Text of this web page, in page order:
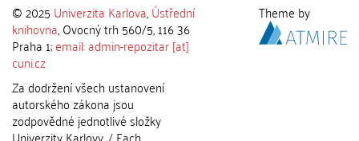
© 2025 Univerzita Karlova,Ústřední
knihovna, Ovocný trh 560/5, 116 36
Praha 1;email: admin-repozitar [at]
cuni.cz
Za dodržení všech ustanovení
autorského zákona jsou
zodpovědné jednotlivé složky
Theme by